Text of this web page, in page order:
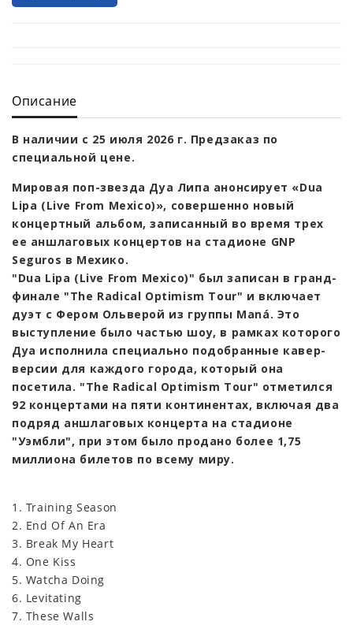
Описание
В наличии с 25 июля 2026 г. Предзаказ по
специальной цене.
Мировая поп-звезда Дуа Липа анонсирует «Dua
Lipa (Live From Mexico)», совершенно новый
концертный альбом, записанный во время трех
ее аншлаговых концертов на стадионе GNP
Seguros в Мехико.
"Dua Lipa (Live From Mexico)" был записан в гранд-
финале "The Radical Optimism Tour" и включает
дуэт с Фером Ольверой из группы Maná. Это
выступление было частью шоу, в рамках которого
Дуа исполнила специально подобранные кавер-
версии для каждого города, который она
посетила. "The Radical Optimism Tour" отметился
92 концертами на пяти континентах, включая два
подряд аншлаговых концерта на стадионе
"Уэмбли", при этом было продано более 1,75
миллиона билетов по всему миру.
1. Training Season
2. End Of An Era
3. Break My Heart
4. One Kiss
5. Watcha Doing
6. Levitating
7. These Walls